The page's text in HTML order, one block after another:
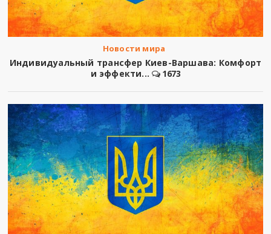
Новости мира
Индивидуальный трансфер Киев-Варшава: Комфорт
и эффекти...
1673